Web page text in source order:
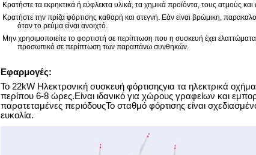
Κρατήστε τα εκρηκτικά ή εύφλεκτα υλικά, τα χημικά προϊόντα, τους ατμούς
Κρατήστε την πρίζα φόρτισης καθαρή και στεγνή. Εάν είναι βρώμικη,
όταν το ρεύμα είναι ανοιχτό.
Μην χρησιμοποιείτε το φορτιστή σε περίπτωση που η συσκευή έχει
προσωπικό σε περίπτωση των παραπάνω συνθηκών.
Εφαρμογές:
Το 22kW Ηλεκτρονική συσκευή φόρτισηςγια τα ηλεκτρικά
περίπου 6-8 ώρες.Είναι ιδανικό για χώρους γραφείων και
παρατεταμένες περιόδουςΤο σταθμό φόρτισης είναι
ευκολία.